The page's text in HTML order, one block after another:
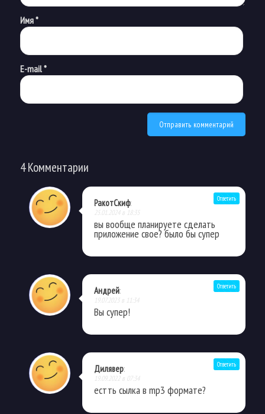
Имя*
E-mail*
4 Комментарии
РакотСкиф:
25.01.2024 в 18:35
вы вообще планируете сделать
приложение свое? было бы супер
Ответить
Андрей:
19.07.2023 в 11:34
Вы супер!
Ответить
Дилявер:
19.09.2022 в 07:34
естть сылка в mp3 формате?
Ответить